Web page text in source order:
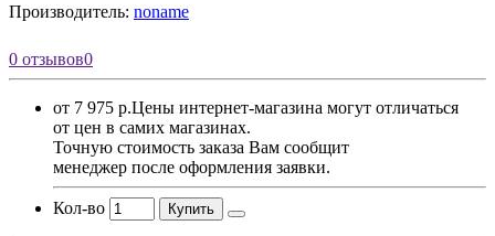
Производитель: noname
0 отзывов0
от 7 975 р.Цены интернет-магазина могут отличаться
от цен в самих магазинах.
Точную стоимость заказа Вам сообщит
менеджер после оформления заявки.
Кол-во Купить